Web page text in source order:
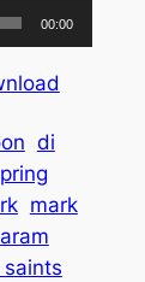
00:00
di
mark
saints